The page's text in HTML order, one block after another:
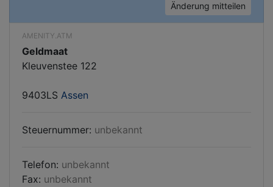
Änderung mitteilen
AMENITY.ATM
Geldmaat
Kleuvenstee 122
9403LS Assen
Steuernummer: unbekannt
Telefon: unbekannt
Fax: unbekannt